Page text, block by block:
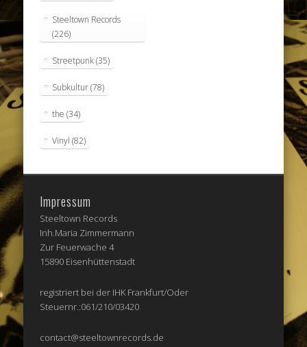
Steeltown Records
(226)
Streetpunk(35)
Subkultur(78)
the (34)
Vinyl (82)
Impressum
Steeltown Records
Inh.Maria Zimmermann
Zur Feuerwache 4
15890 Eisenhüttenstadt
registriert bei der IHK Frankfurt/Oder
Steuernr.:061/210/03420
contact@steeltownrecords.de